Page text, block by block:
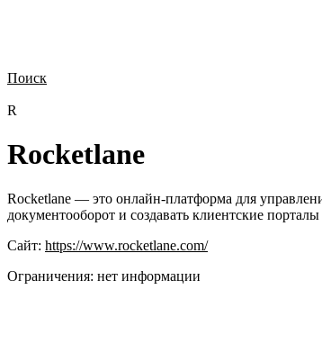
Поиск
R
Rocketlane
Rocketlane — это онлайн-платформа для
документооборот и создавать клиентские
Сайт: https://www.rocketlane.com/
Ограничения: нет информации